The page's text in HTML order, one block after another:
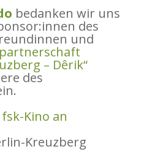
bedanken wir uns
des
und
– Dêrik“
des
fsk-Kino an
Kreuzberg